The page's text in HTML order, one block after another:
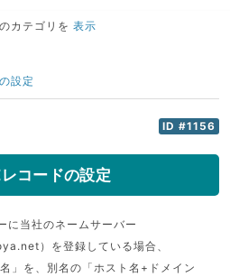
カテゴリを 表示
設定
ID #1156
コードの設定
に当社のネームサーバー
）を登録している場合、
」を、別名の「ホスト名+ドメイン